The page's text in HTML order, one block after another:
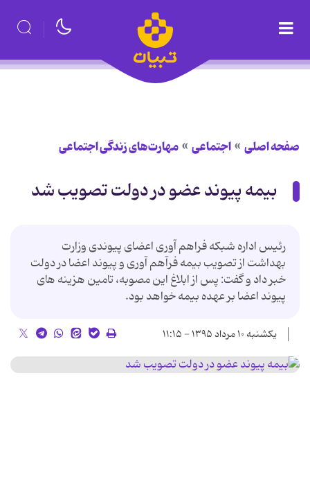
صفحه اصلی اجتماعی مهارت‌های زندگی اجتماعی
بیمه پیوند عضو در دولت تصویب شد
رئیس اداره شبکه فراهم آوری اعضای پیوندی وزارت
بهداشت از تصویب بیمه فرآهم آوری و پیوند اعضا در دولت
خبر داد و گفت: پس از ابلاغ این مصوبه، تامین هزینه های
پیوند اعضا بر عهده بیمه خواهد بود.
یکشنبه ۱۰ مرداد ۱۳۹۵ - ۱۱:۱۵